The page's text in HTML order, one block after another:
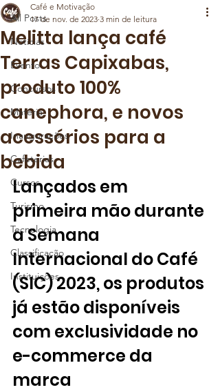
All Posts
Notícias
Evento
Concursos
Matéria
Inaugurações
Cafeterias
Cursos
Turismo
Tecnologia
Classificação
Instituições
Melitta lança café
Terras Capixabas,
produto 100%
canephora, e novos
acessórios para a
bebida
Café e Motivação
17 de nov. de 2023 3 min de leitura
Lançados em
primeira mão durante
a Semana
Internacional do Café
(SIC) 2023, os produtos
já estão disponíveis
com exclusividade no
e-commerce da
marca